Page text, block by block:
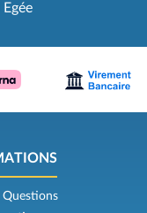
Questions